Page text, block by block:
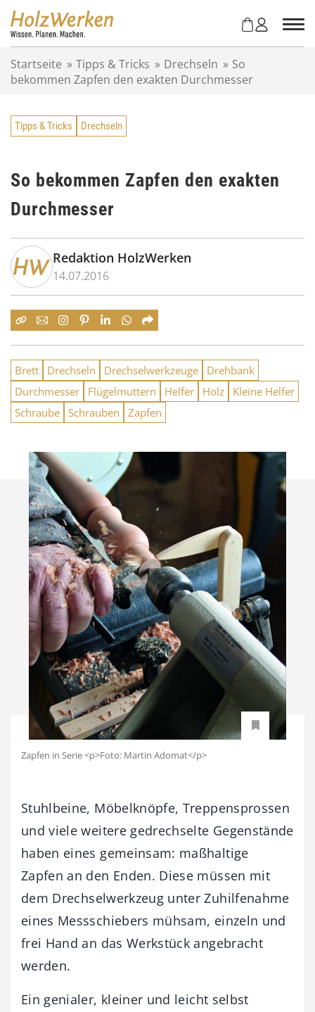
Startseite » Tipps & Tricks » Drechseln » So
bekommen Zapfen den exakten Durchmesser
Tipps & Tricks Drechseln
So bekommen Zapfen den exakten
Durchmesser
Redaktion HolzWerken
14.07.2016
Brett Drechseln Drechselwerkzeuge
Drehbank
Durchmesser
Flügelmuttern Helfer Holz
Kleine Helfer
Schraube Schrauben Zapfen
Zapfen in Serie <p>Foto: Martin Adomat</p>
Stuhlbeine, Möbelknöpfe, Treppensprossen
und viele weitere gedrechselte Gegenstände
haben eines gemeinsam: maßhaltige
Zapfen an den Enden. Diese müssen mit
dem Drechselwerkzeug unter Zuhilfenahme
eines Messschiebers mühsam, einzeln und
frei Hand an das Werkstück angebracht
werden.
Ein genialer, kleiner und leicht selbst